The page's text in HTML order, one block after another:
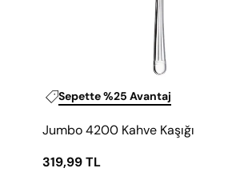
Sepette %25 Avantaj
Jumbo 4200 Kahve Kaşığı
319,99 TL